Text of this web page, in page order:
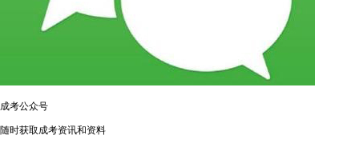
成考公众号
随时获取成考资讯和资料